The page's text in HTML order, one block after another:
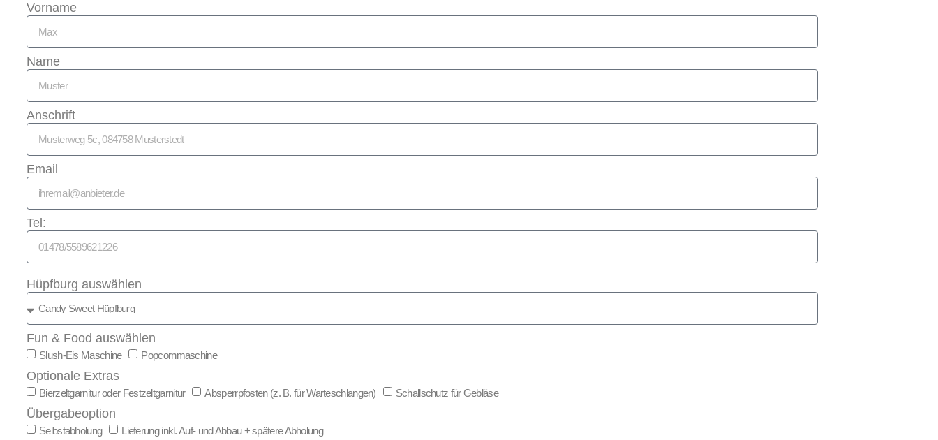
Vorname
Name
Anschrift
Email
Tel:
Hüpfburg auswählen
Fun & Food auswählen
Slush-Eis Maschine Popcornmaschine
Optionale Extras
Bierzeltgarnitur oder Festzeltgarnitur Absperrpfosten (z. B. für Warteschlangen) Schallschutz für Gebläse
Übergabeoption
Selbstabholung Lieferung inkl. Auf- und Abbau + spätere Abholung